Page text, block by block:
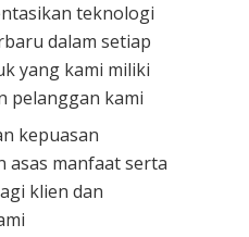
teknologi
dalam setiap
yang kami miliki
pelanggan kami
kepuasan
asas manfaat serta
klien dan